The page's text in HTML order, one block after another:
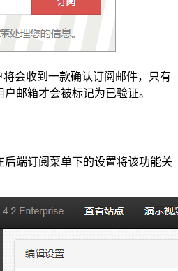
会收到一款确认订阅邮件，只有
邮箱才会被标记为已验证。
端订阅菜单下的设置将该功能关